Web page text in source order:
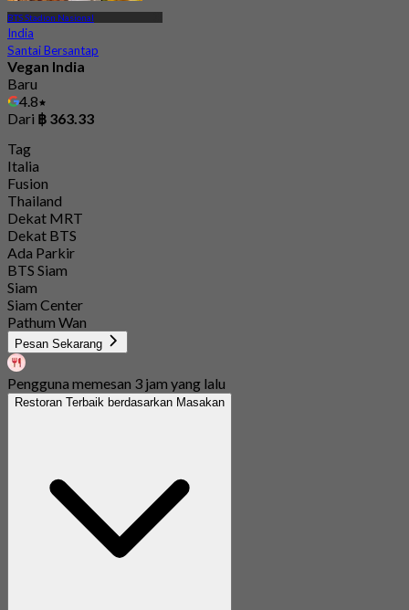
BTS Stadion Nasional
India
Santai Bersantap
Vegan India
Baru
4.8
Dari ฿ 363.33
Tag
Italia
Fusion
Thailand
Dekat MRT
Dekat BTS
Ada Parkir
BTS Siam
Siam
Siam Center
Pathum Wan
Pesan Sekarang
Pengguna memesan 3 jam yang lalu
Restoran Terbaik berdasarkan Masakan